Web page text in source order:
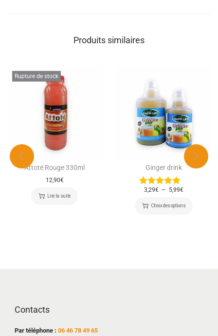
Produits similaires
Rupture de stock
Attoté Rouge 330ml
12,90€
Lire la suite
Ginger drink
3,29€ – 5,99€
Choix des options
Contacts
Par téléphone : 06 46 78 49 65